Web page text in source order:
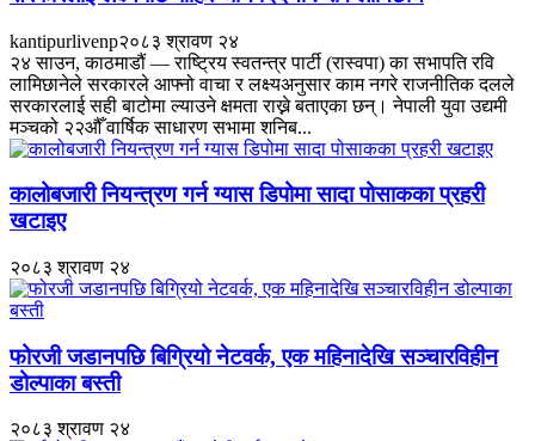
kantipurlivenp२०८३ श्रावण २४
२४ साउन, काठमाडौं — राष्ट्रिय स्वतन्त्र पार्टी (रास्वपा) का सभापति रवि
लामिछानेले सरकारले आफ्नो वाचा र लक्ष्यअनुसार काम नगरे राजनीतिक दलले
सरकारलाई सही बाटोमा ल्याउने क्षमता राख्ने बताएका छन्। नेपाली युवा उद्यमी
मञ्चको २२औँ वार्षिक साधारण सभामा शनिब...
कालोबजारी नियन्त्रण गर्न ग्यास डिपोमा सादा पोसाकका प्रहरी
खटाइए
२०८३ श्रावण २४
फोरजी जडानपछि बिग्रियो नेटवर्क, एक महिनादेखि सञ्चारविहीन
डोल्पाका बस्ती
२०८३ श्रावण २४